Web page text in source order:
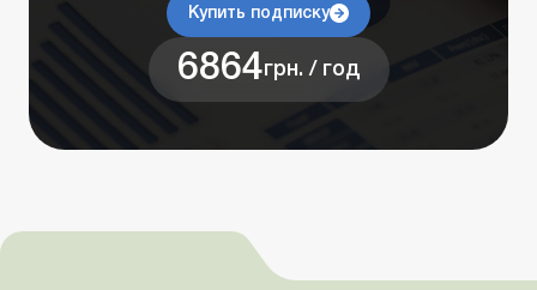
Купить подписку
6864грн. / год